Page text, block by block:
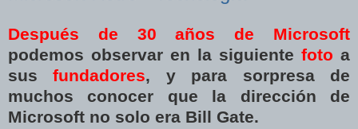
Después de 30 años de Microsoft
podemos observar en la siguiente foto a
susfundadores, y para sorpresa de
muchos conocer que la dirección de
Microsoft no solo era Bill Gate.